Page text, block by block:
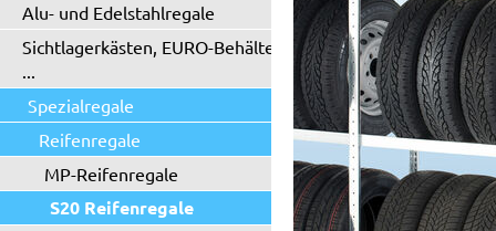
Alu- und Edelstahlregale
Sichtlagerkästen, EURO-Behälter
...
Spezialregale
Reifenregale
MP-Reifenregale
S20 Reifenregale